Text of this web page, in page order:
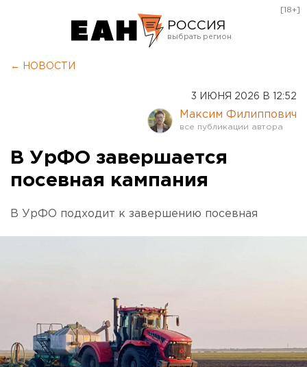
РОССИЯ
Оренбург
[18+]
← НОВОСТИ
3 ИЮНЯ 2026 В 12:52
Максим Филиппович
В УрФО завершается
посевная кампания
В УрФО подходит к завершению посевная